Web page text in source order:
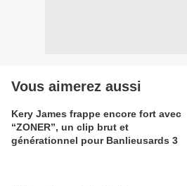
Vous aimerez aussi
Kery James frappe encore fort avec
“ZONER”, un clip brut et
générationnel pour Banlieusards 3